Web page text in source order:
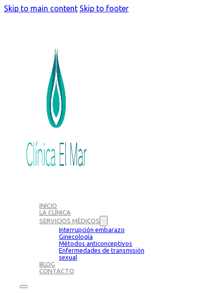
Skip to main content Skip to footer
INICIO
LA CLÍNICA
SERVICIOS MÉDICOS
Interrupción embarazo
Ginecología
Métodos anticonceptivos
Enfermedades de transmisión
sexual
BLOG
CONTACTO